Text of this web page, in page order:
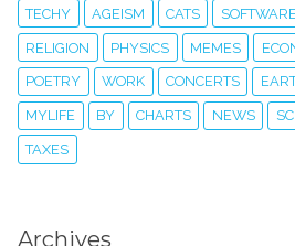
TECHY AGEISM CATS SOFTWARE
RELIGION PHYSICS MEMES
POETRY WORK CONCERTS
MYLIFE BY CHARTS NEWS
TAXES
Archives